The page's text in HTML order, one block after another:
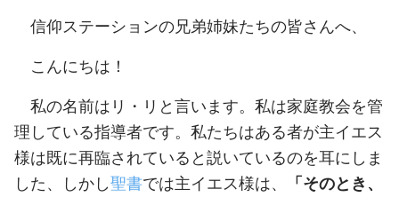
信仰ステーションの兄弟姉妹たちの皆さんへ、
こんにちは！
私の名前はリ・リと言います。私は家庭教会を管
理している指導者です。私たちはある者が主イエス
様は既に再臨されていると説いているのを耳にしま
した、しかし聖書では主イエス様は、
「そのとき、